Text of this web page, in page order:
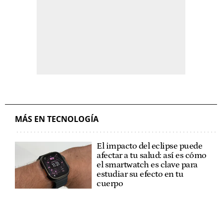
MÁS EN TECNOLOGÍA
El impacto del eclipse puede
afectar a tu salud: así es cómo
el smartwatch es clave para
estudiar su efecto en tu
cuerpo